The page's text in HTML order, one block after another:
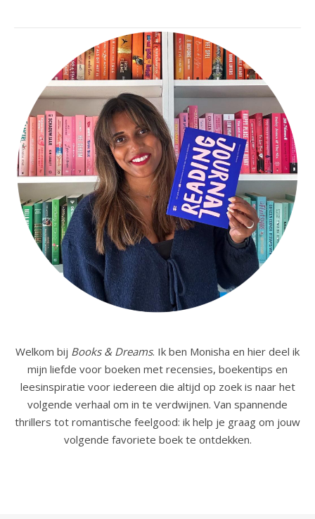
Welkom bij Books & Dreams. Ik ben Monisha en hier deel ik
mijn liefde voor boeken met recensies, boekentips en
leesinspiratie voor iedereen die altijd op zoek is naar het
volgende verhaal om in te verdwijnen. Van spannende
thrillers tot romantische feelgood: ik help je graag om jouw
volgende favoriete boek te ontdekken.